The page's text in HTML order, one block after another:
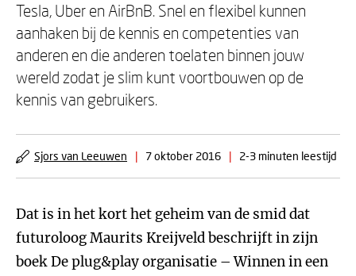
Tesla, Uber en AirBnB. Snel en flexibel kunnen
aanhaken bij de kennis en competenties van
anderen en die anderen toelaten binnen jouw
wereld zodat je slim kunt voortbouwen op de
kennis van gebruikers.
Sjors van Leeuwen | 7 oktober 2016 | 2-3 minuten leestijd
Dat is in het kort het geheim van de smid dat
futuroloog Maurits Kreijveld beschrijft in zijn
boek De plug&play organisatie – Winnen in een